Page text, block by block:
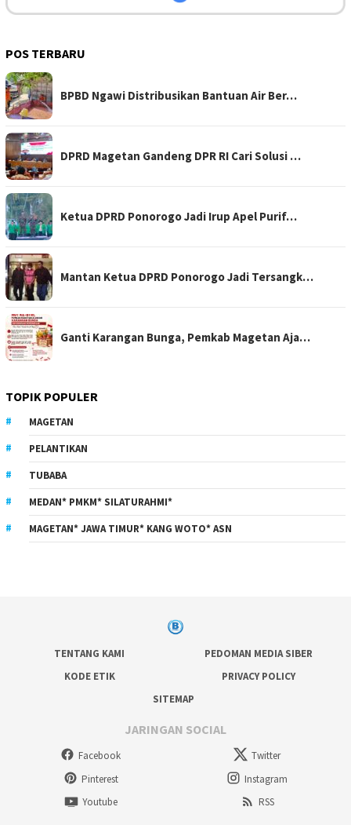
POS TERBARU
BPBD Ngawi Distribusikan Bantuan Air Ber…
DPRD Magetan Gandeng DPR RI Cari Solusi …
Ketua DPRD Ponorogo Jadi Irup Apel Purif…
Mantan Ketua DPRD Ponorogo Jadi Tersangk…
Ganti Karangan Bunga, Pemkab Magetan Aja…
TOPIK POPULER
MAGETAN
PELANTIKAN
TUBABA
MEDAN* PMKM* SILATURAHMI*
MAGETAN* JAWA TIMUR* KANG WOTO* ASN
TENTANG KAMI
PEDOMAN MEDIA SIBER
KODE ETIK
PRIVACY POLICY
SITEMAP
JARINGAN SOCIAL
Facebook
Twitter
Pinterest
Instagram
Youtube
RSS